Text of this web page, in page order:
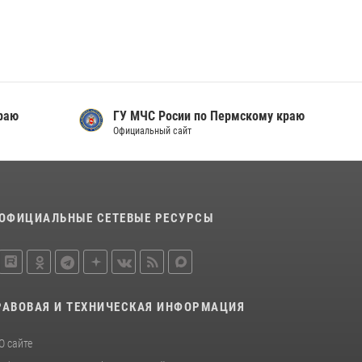
Росгвардеец спас тонущую женщину в
30 июля 2026, 05:19
ГУ МЧС Росии по Пермскому краю
Официальный сайт
СЕТЕВЫЕ РЕСУРСЫ
И ТЕХНИЧЕСКАЯ ИНФОРМАЦИЯ
О сайте